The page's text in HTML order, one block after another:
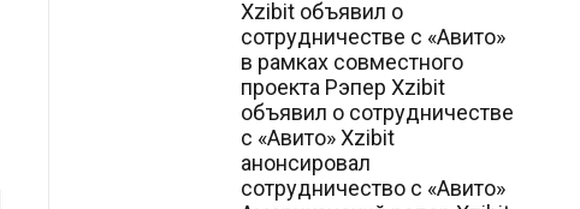
Xzibit объявил о
сотрудничестве с «Авито»
в рамках совместного
проекта Рэпер Xzibit
объявил о сотрудничестве
с «Авито» Xzibit
анонсировал
сотрудничество с «Авито»